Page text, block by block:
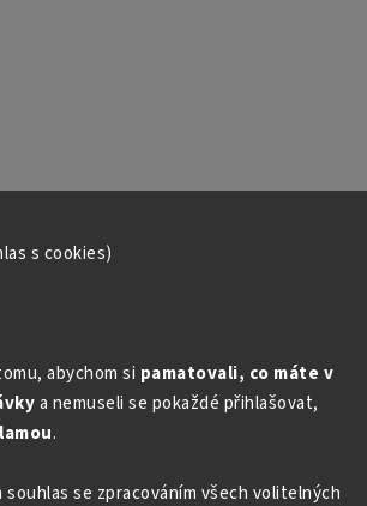
s cookies)
abychom si pamatovali, co máte v
a nemuseli se pokaždé přihlašovat,
.
souhlas se zpracováním všech volitelných